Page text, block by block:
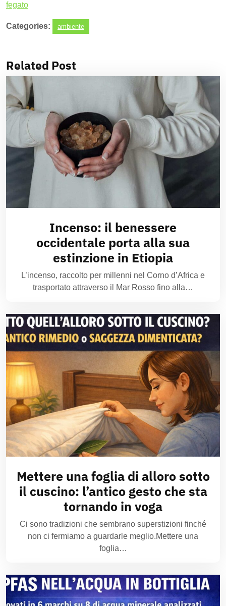
fegato
Categories: ambiente
Related Post
Incenso: il benessere
occidentale porta alla sua
estinzione in Etiopia
L’incenso, raccolto per millenni nel Corno d’Africa e
trasportato attraverso il Mar Rosso fino alla…
Mettere una foglia di alloro sotto
il cuscino: l’antico gesto che sta
tornando in voga
Ci sono tradizioni che sembrano superstizioni finché
non ci fermiamo a guardarle meglio.Mettere una
foglia…